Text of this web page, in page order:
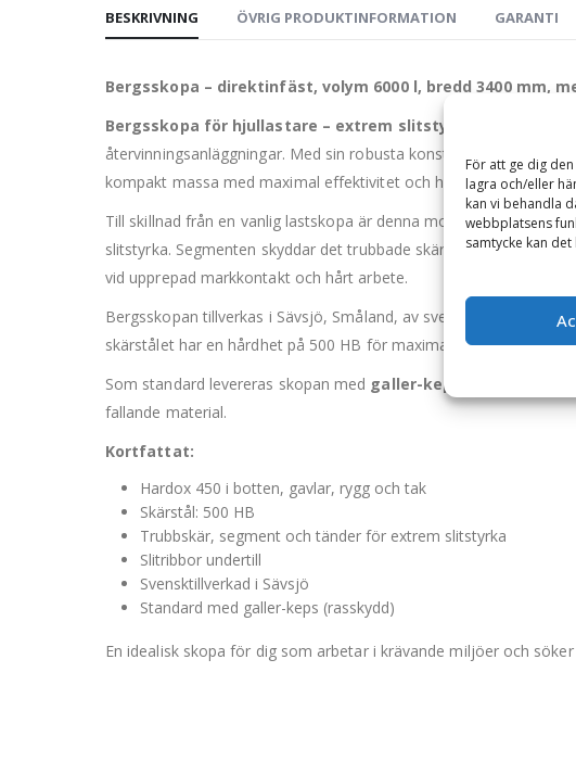
För att ge dig
lagra och/eller
kan vi behandla
webbplatsens
samtycke kan
BESKRIVNING ÖVRIG PRODUKTINFORMATION GARANTI
Bergsskopa – direktinfäst, volym 6000 l, bredd 3400 mm,
Bergsskopa för hjullastare – extrem slitstyrka för tuffa
återvinningsanläggningar. Med sin robusta konstruktion i
kompakt massa med maximal effektivitet och hållbarhet.
Till skillnad från en vanlig lastskopa är denna modell optimerad
slitstyrka. Segmenten skyddar det trubbade skäret och förlänger
vid upprepad markkontakt och hårt arbete.
Bergsskopan tillverkas i Sävsjö, Småland, av svenska
skärstålet har en hårdhet på 500 HB för maximal slitstyrka i
Som standard levereras skopan med galler-keps
– ett
fallande material.
Kortfattat:
Hardox 450 i botten, gavlar, rygg och tak
Skärstål: 500 HB
Trubbskär, segment och tänder för extrem slitstyrka
Slitribbor undertill
Svensktillverkad i Sävsjö
Standard med galler-keps (rasskydd)
En idealisk skopa för dig som arbetar i krävande miljöer och